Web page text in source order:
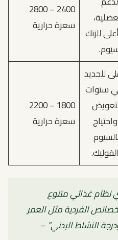
للزنك
2400 – 2800
سعرة حرارية
للحديد
سنوات
1800 – 2200
سعرة حرارية
نظام غذائي متنوع
الفردية مثل العمر
النشاط البدني” –